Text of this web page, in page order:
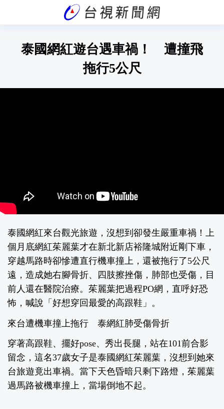
泰國網紅遊台遇車禍！ 遭撞飛
拖行5公尺
泰國網紅來台觀光旅遊，沒想到卻發生嚴重車禍！上
個月底網紅茱麗葉才在新北新店裕隆城附近剛下車，
穿越馬路時卻慘遭直行機車撞上，還被拖行了5公尺
遠，造成她右腳骨折、四肢擦挫傷，肺部也受傷，目
前人還在醫院治療。茱麗葉把過程PO網，直呼好恐
怖，喊說「好想穿回最愛的高跟鞋」。
來台遭機車撞上拖行 泰網紅肺受傷骨折
穿著高跟鞋、擺好pose、秀出長腿，站在101前合影
留念，這名37歲女子是泰國網紅茱麗葉，沒想到她來
台旅遊竟出車禍。當下天色昏暗只剩下路燈，茱麗葉
過馬路被機車撞上，當場倒地不起。